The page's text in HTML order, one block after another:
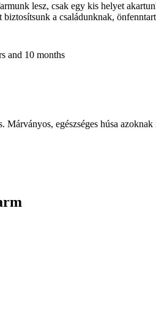
lesz, csak egy kis helyet
biztosítsunk a családunknak,
and 10 months
Márványos, egészséges húsa